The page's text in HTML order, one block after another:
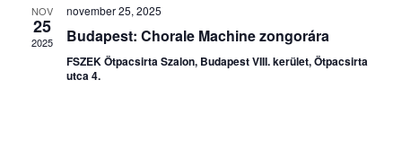
NOV
25
2025
november 25, 2025
Budapest: Chorale Machine zongorára
FSZEK Ötpacsirta Szalon, Budapest VIII. kerület, Ötpacsirta
utca 4.